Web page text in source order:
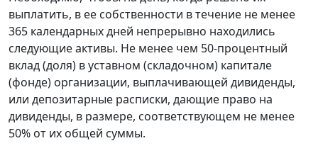
выплатить, в ее собственности в течение не менее
365 календарных дней непрерывно находились
следующие активы. Не менее чем 50-процентный
вклад (доля) в уставном (складочном) капитале
(фонде) организации, выплачивающей дивиденды,
или депозитарные расписки, дающие право на
дивиденды, в размере, соответствующем не менее
50% от их общей суммы.